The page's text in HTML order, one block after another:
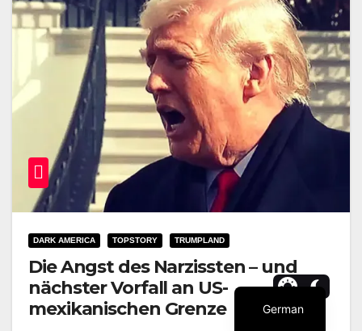
DARK AMERICA TOPSTORY TRUMPLAND
Die Angst des Narzissten – und
nächster Vorfall an US-
mexikanischen Grenze
German